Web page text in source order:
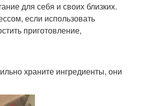
для себя и своих близких.
если использовать
приготовление,
храните ингредиенты, они